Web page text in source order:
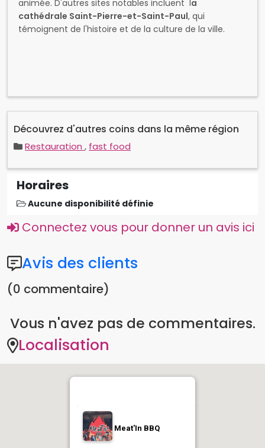
Horaires
Aucune disponibilité définie
Connectez vous pour donner un avis ici
Avis des clients
(0 commentaire)
Vous n'avez pas de commentaires.
Localisation
Meat'In BBQ